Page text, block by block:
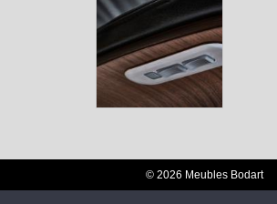
© 2026 Meubles Bodart